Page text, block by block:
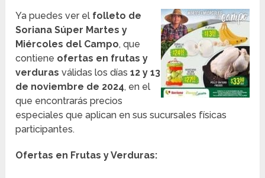
Ya puedes ver el folleto de
Soriana Súper Martes y
Miércoles del Campo, que
contiene ofertas en frutas y
verdurasválidas los días12 y 13
de noviembre de 2024, en el
que encontrarás precios
especiales que aplican en sus sucursales físicas
participantes.
Ofertas en Frutas y Verduras: